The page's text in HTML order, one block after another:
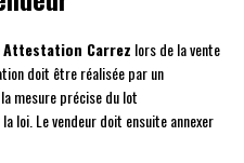
Attestation Carrez lors de la vente
doit être réalisée par un
mesure précise du lot
loi. Le vendeur doit ensuite annexer